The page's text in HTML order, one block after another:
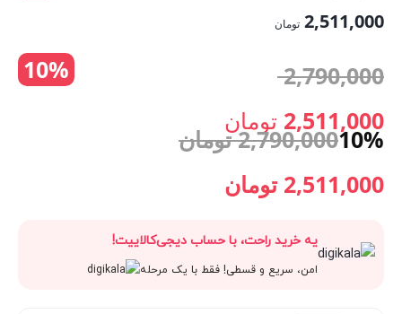
اصلی:
بود.
2,511,000 تومان
فعلی:
10% 2,790,000
اصلی: 2,511,000 تومان
2,511,000 تومان.
10%
2,790,000 تومان
قیمت
2,790,000 تومان
2,511,000 تومان
فعلی:
2,511,000 تومان.
یه خرید راحت، با حساب دیجی‌کالاییت!
امن، سریع و قسطی! فقط با یک مرحله